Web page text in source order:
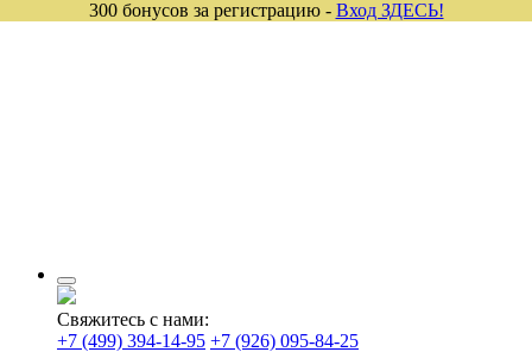
Свяжитесь с нами:
+7 (499) 394-14-95 +7 (926) 095-84-25
300 бонусов за регистрацию - Вход ЗДЕСЬ!